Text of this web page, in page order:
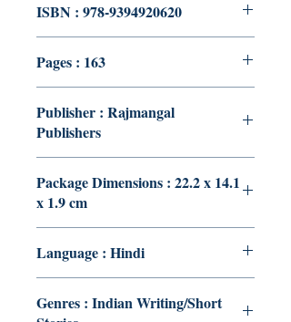
ISBN : 978-9394920620
Pages : 163
Publisher : Rajmangal
Publishers
Package Dimensions : 22.2 x 14.1
x 1.9 cm
Language : Hindi
Genres : Indian Writing/Short